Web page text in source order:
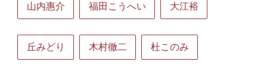
山内惠介 福田こうへい 大江裕
丘みどり 木村徹二 杜このみ